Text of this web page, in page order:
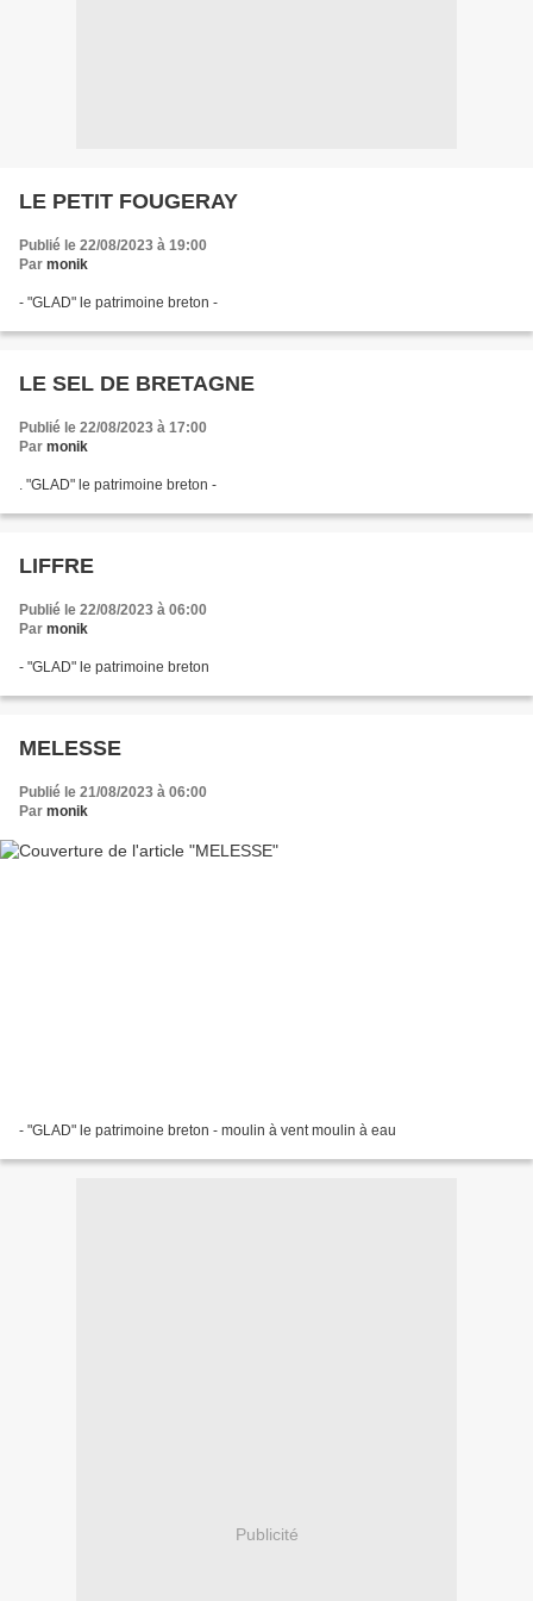
LE PETIT FOUGERAY
Publié le 22/08/2023 à 19:00
Par monik
- "GLAD" le patrimoine breton -
LE SEL DE BRETAGNE
Publié le 22/08/2023 à 17:00
Par monik
. "GLAD" le patrimoine breton -
LIFFRE
Publié le 22/08/2023 à 06:00
Par monik
- "GLAD" le patrimoine breton
MELESSE
Publié le 21/08/2023 à 06:00
Par monik
- "GLAD" le patrimoine breton - moulin à vent moulin à eau
Publicité